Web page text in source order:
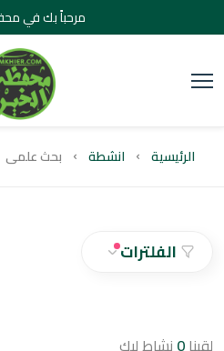
مرحباً بك في محفظة الخير
انشطة بحث علمى
الفلترات
نشاط ليك